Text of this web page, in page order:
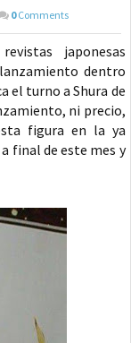
0 Comments
japonesas
dentro
el turno a Shura de
ni precio,
figura en la ya
final de este mes y